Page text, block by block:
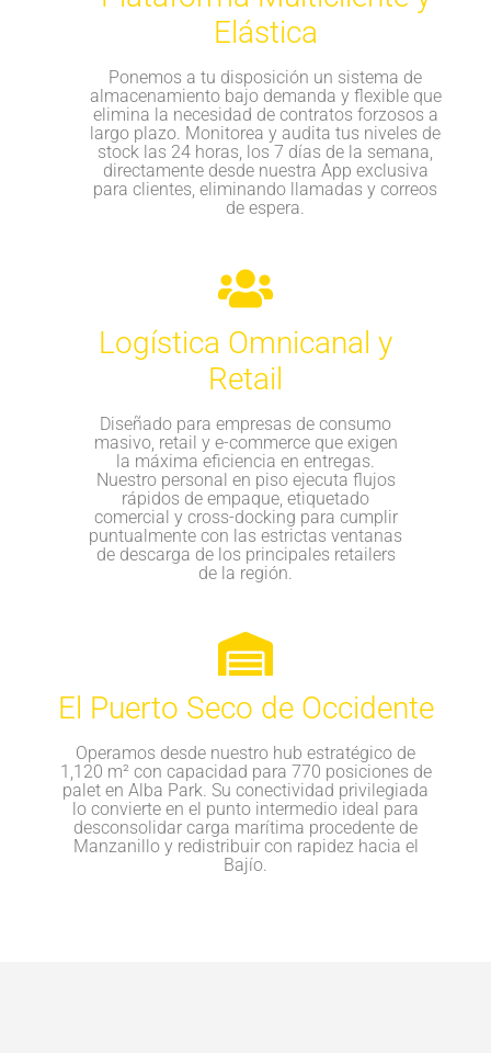
Elástica
Ponemos a tu disposición un sistema de
almacenamiento bajo demanda y flexible que
elimina la necesidad de contratos forzosos a
largo plazo. Monitorea y audita tus niveles de
stock las 24 horas, los 7 días de la semana,
directamente desde nuestra App exclusiva
para clientes, eliminando llamadas y correos
de espera.
Logística Omnicanal y
Retail
Diseñado para empresas de consumo
masivo, retail y e-commerce que exigen
la máxima eficiencia en entregas.
Nuestro personal en piso ejecuta flujos
rápidos de empaque, etiquetado
comercial y cross-docking para cumplir
puntualmente con las estrictas ventanas
de descarga de los principales retailers
de la región.
El Puerto Seco de Occidente
Operamos desde nuestro hub estratégico de
1,120 m² con capacidad para 770 posiciones de
palet en Alba Park. Su conectividad privilegiada
lo convierte en el punto intermedio ideal para
desconsolidar carga marítima procedente de
Manzanillo y redistribuir con rapidez hacia el
Bajío.